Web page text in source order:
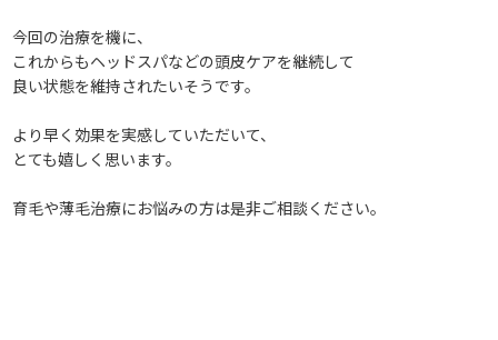
今回の治療を機に、
これからもヘッドスパなどの頭皮ケアを継続して
良い状態を維持されたいそうです。
より早く効果を実感していただいて、
とても嬉しく思います。
育毛や薄毛治療にお悩みの方は是非ご相談ください。